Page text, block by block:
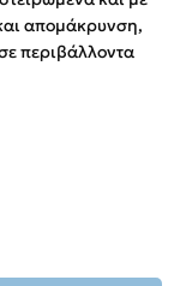
απομάκρυνση,
περιβάλλοντα